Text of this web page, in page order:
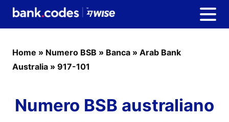
Home » Numero BSB » Banca » Arab Bank
Australia » 917-101
Numero BSB australiano